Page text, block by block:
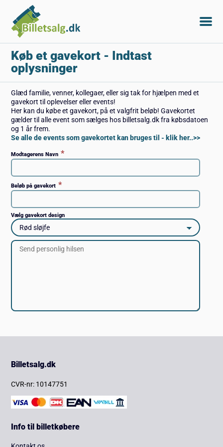
Køb et gavekort - Indtast
oplysninger
Glæd familie, venner, kollegaer, eller sig tak for hjælpen med et
gavekort til oplevelser eller events!
Her kan du købe et gavekort, på et valgfrit beløb! Gavekortet
gælder til alle event som sælges hos billetsalg.dk fra købsdatoen
og 1 år frem.
Se alle de events som gavekortet kan bruges til - klik her..>>
Modtagerens Navn *
Beløb på gavekort *
Vælg gavekort design
Billetsalg.dk
CVR-nr: 10147751
Info til billetkøbere